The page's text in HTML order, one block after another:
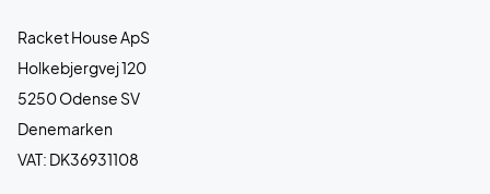
Racket House ApS
Holkebjergvej 120
5250 Odense SV
Denemarken
VAT: DK36931108